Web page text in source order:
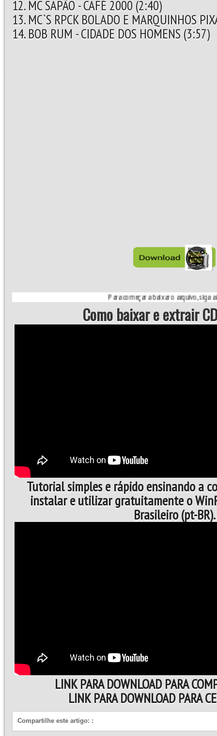
12. MC SAPÃO - CAFÉ 2000 (2:40)
13. MC`S RPCK BOLADO E MARQUINHOS
14. BOB RUM - CIDADE DOS HOMENS (3:57)
Para começar a baixar o arquivo, siga a
Como baixar e extrair
Tutorial simples e rápido ensinando a
instalar e utilizar gratuitamente o
Brasileiro (pt-BR).
LINK PARA DOWNLOAD PARA
LINK PARA DOWNLOAD PARA
Compartilhe este artigo: :